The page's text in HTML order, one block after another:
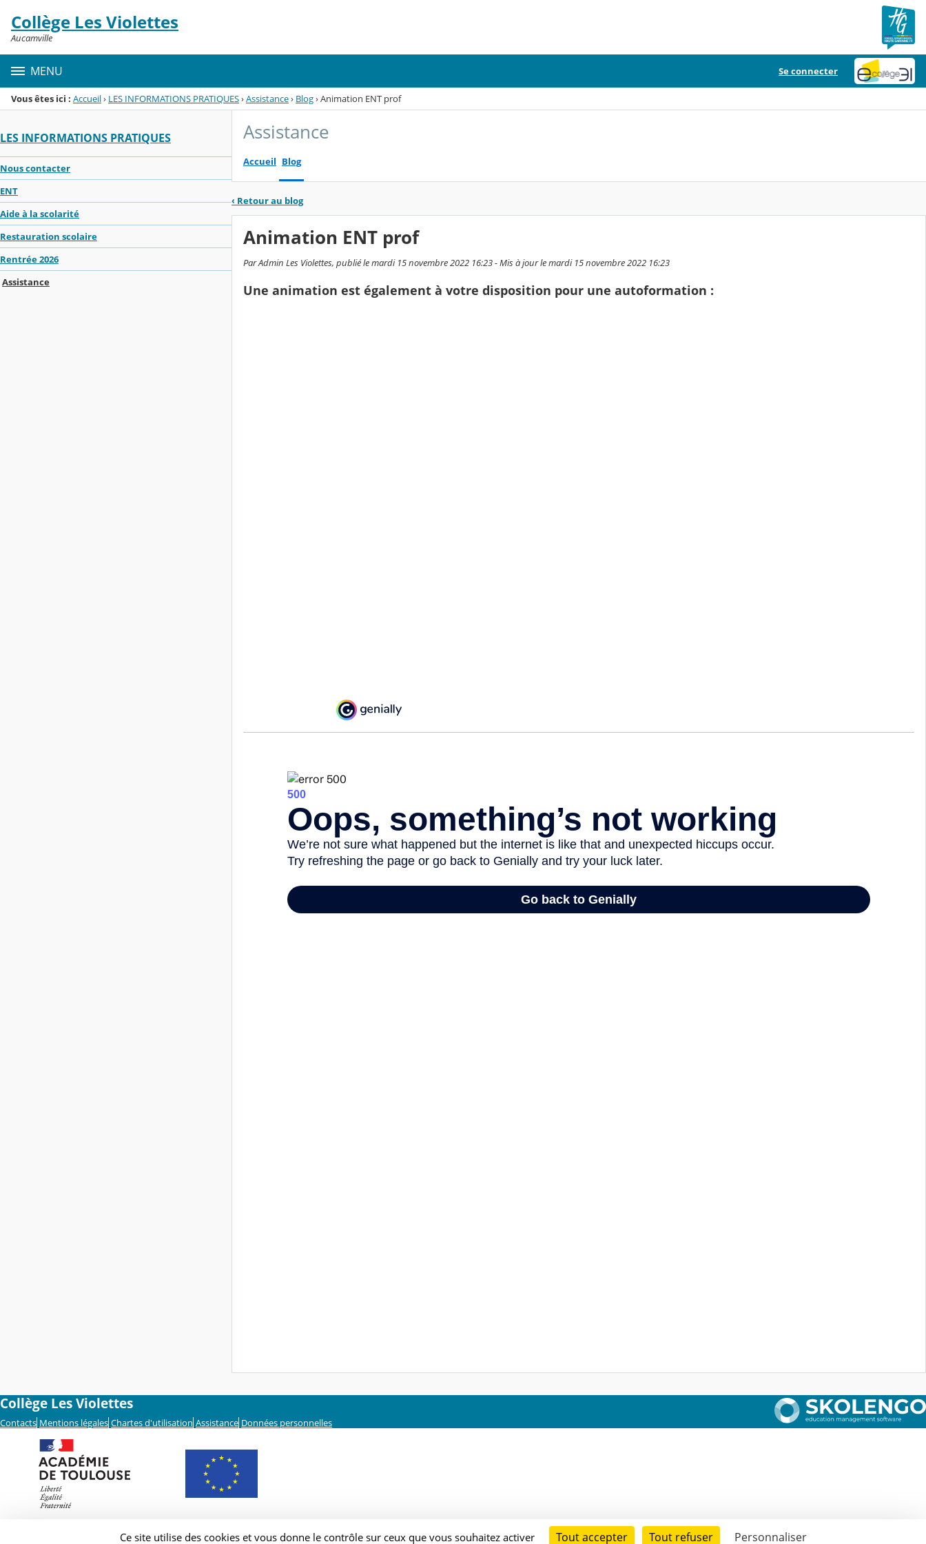
Menu de la rubrique
Contenu
Collège Les Violettes
Aucamville
MENU Se connecter
Vous êtes ici : Accueil› LES INFORMATIONS PRATIQUES›Assistance› Blog›Animation ENT prof
LES INFORMATIONS PRATIQUES
Nous contacter
ENT
Aide à la scolarité
Restauration scolaire
Rentrée 2026
Assistance
Assistance
Accueil Blog
‹ Retour au blog
Animation ENT prof
Par Admin Les Violettes, publié le mardi 15 novembre 2022 16:23 - Mis à jour le mardi 15 novembre 2022 16:23
Une animation est également à votre disposition pour une autoformation :
Collège Les Violettes
Contacts Mentions légales Chartes d'utilisation Assistance Données personnelles
Ce site utilise des cookies et vous donne le contrôle sur ceux que vous souhaitez activer Tout accepter Tout refuser Personnaliser